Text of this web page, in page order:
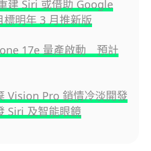
建 Siri 或借助 Google
明年 3 月推新版
17e 量產啟動 預計
Vision Pro 銷情冷淡開發
Siri 及智能眼鏡